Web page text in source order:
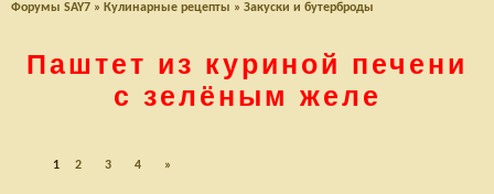
Форумы SAY7 » Кулинарные рецепты » Закуски и бутерброды
Паштет из куриной печени
с зелёным желе
1 2 3 4 »